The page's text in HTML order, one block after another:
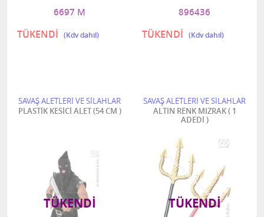
6697 M
TÜKENDİ
896436
TÜKENDİ
SAVAŞ ALETLERİ VE SİLAHLAR
PLASTİK KESİCİ ALET (54 CM )
TÜKENDI
SAVAŞ ALETLERİ VE SİLAHLAR
ALTIN RENK MIZRAK ( 1
ADEDİ )
TÜKENDI